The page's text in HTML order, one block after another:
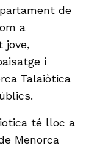
de
a
jove,
i
Talaiòtica
té lloc a
Menorca